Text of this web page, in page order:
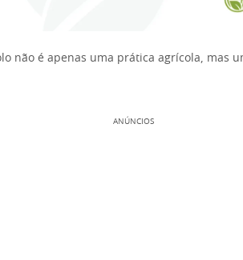
não é apenas uma prática agrícola, mas
ANÚNCIOS